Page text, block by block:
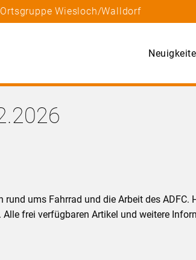
Wiesloch/Walldorf
ums Fahrrad und die Arbeit des ADFC.
frei verfügbaren Artikel und weitere